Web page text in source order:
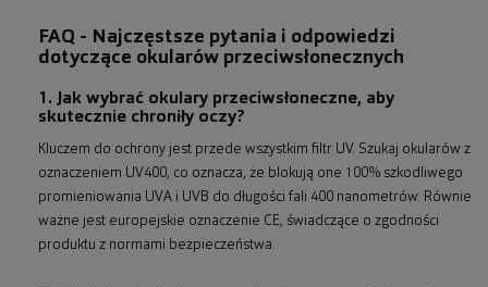
FAQ - Najczęstsze pytania i odpowiedzi
dotyczące okularów przeciwsłonecznych
1. Jak wybrać okulary przeciwsłoneczne, aby
skutecznie chroniły oczy?
Kluczem do ochrony jest przede wszystkim filtr UV. Szukaj okularów z
oznaczeniem UV400, co oznacza, że blokują one 100% szkodliwego
promieniowania UVA i UVB do długości fali 400 nanometrów. Równie
ważne jest europejskie oznaczenie CE, świadczące o zgodności
produktu z normami bezpieczeństwa.